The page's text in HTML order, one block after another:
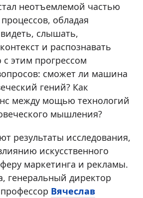
неотъемлемой частью
обладая
слышать,
и распознавать
этим прогрессом
сможет ли машина
гений? Как
между мощью технологий
мышления?
результаты исследования,
искусственного
маркетинга и рекламы.
генеральный директор
Вячеслав